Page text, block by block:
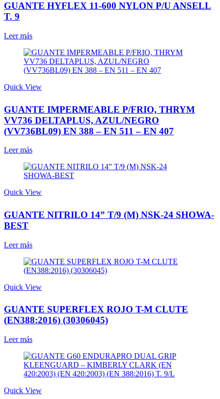
GUANTE HYFLEX 11-600 NYLON P/U ANSELL
T. 9
Leer más
Quick View
GUANTE IMPERMEABLE P/FRIO, THRYM
VV736 DELTAPLUS, AZUL/NEGRO
(VV736BL09) EN 388 – EN 511 – EN 407
Leer más
Quick View
GUANTE NITRILO 14” T/9 (M) NSK-24 SHOWA-
BEST
Leer más
Quick View
GUANTE SUPERFLEX ROJO T-M CLUTE
(EN388:2016) (30306045)
Leer más
Quick View